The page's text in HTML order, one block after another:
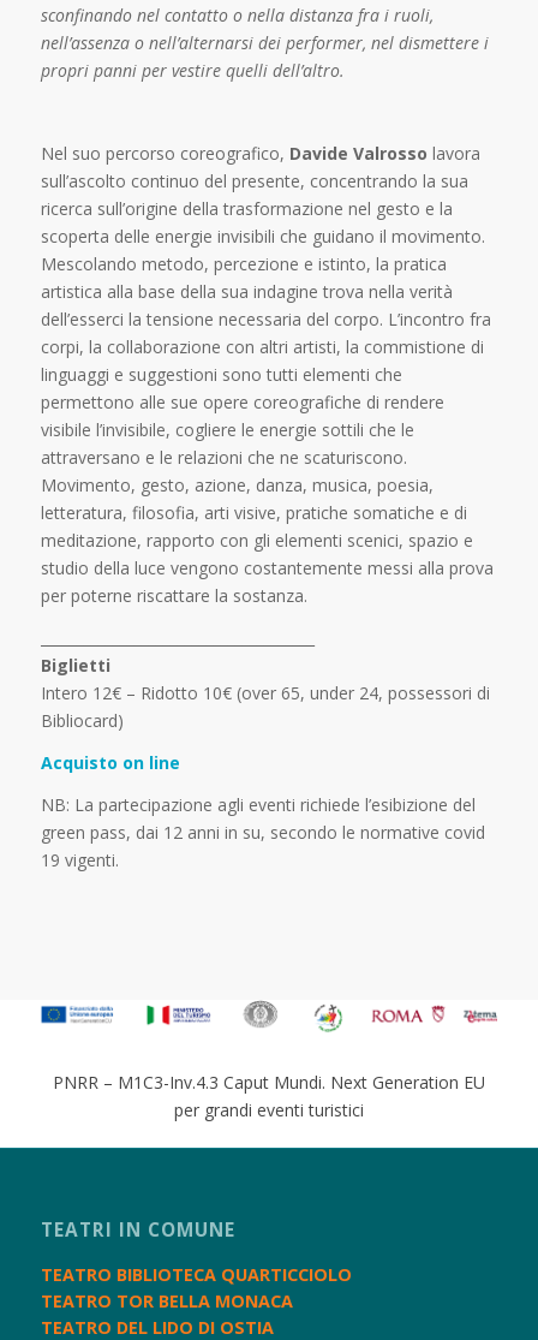
sconfinando nel contatto o nella distanza fra i ruoli,
nell’assenza o nell’alternarsi dei performer, nel dismettere i
propri panni per vestire quelli dell’altro.
Nel suo percorso coreografico, Davide Valrosso lavora
sull’ascolto continuo del presente, concentrando la sua
ricerca sull’origine della trasformazione nel gesto e la
scoperta delle energie invisibili che guidano il movimento.
Mescolando metodo, percezione e istinto, la pratica
artistica alla base della sua indagine trova nella verità
dell’esserci la tensione necessaria del corpo. L’incontro fra
corpi, la collaborazione con altri artisti, la commistione di
linguaggi e suggestioni sono tutti elementi che
permettono alle sue opere coreografiche di rendere
visibile l’invisibile, cogliere le energie sottili che le
attraversano e le relazioni che ne scaturiscono.
Movimento, gesto, azione, danza, musica, poesia,
letteratura, filosofia, arti visive, pratiche somatiche e di
meditazione, rapporto con gli elementi scenici, spazio e
studio della luce vengono costantemente messi alla prova
per poterne riscattare la sostanza.
Biglietti
Intero 12€ – Ridotto 10€ (over 65, under 24, possessori di
Bibliocard)
Acquisto on line
NB: La partecipazione agli eventi richiede l’esibizione del
green pass, dai 12 anni in su, secondo le normative covid
19 vigenti.
PNRR – M1C3-Inv.4.3 Caput Mundi. Next Generation EU
per grandi eventi turistici
TEATRI IN COMUNE
TEATRO BIBLIOTECA QUARTICCIOLO
TEATRO TOR BELLA MONACA
TEATRO DEL LIDO DI OSTIA